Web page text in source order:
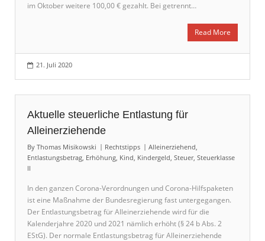
im Oktober weitere 100,00 € gezahlt. Bei getrennt…
Read More
21. Juli 2020
Aktuelle steuerliche Entlastung für
Alleinerziehende
By Thomas Misikowski Rechtstipps Alleinerziehend,
Entlastungsbetrag, Erhöhung, Kind, Kindergeld, Steuer, Steuerklasse
II
In den ganzen Corona-Verordnungen und Corona-Hilfspaketen
ist eine Maßnahme der Bundesregierung fast untergegangen.
Der Entlastungsbetrag für Alleinerziehende wird für die
Kalenderjahre 2020 und 2021 nämlich erhöht (§ 24 b Abs. 2
EStG). Der normale Entlastungsbetrag für Alleinerziehende